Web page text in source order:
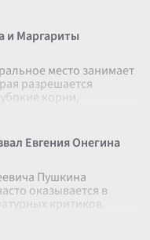
и Маргариты
место занимает
разрешается
корни,
Евгения Онегина
Пушкина
оказывается в
критиков.